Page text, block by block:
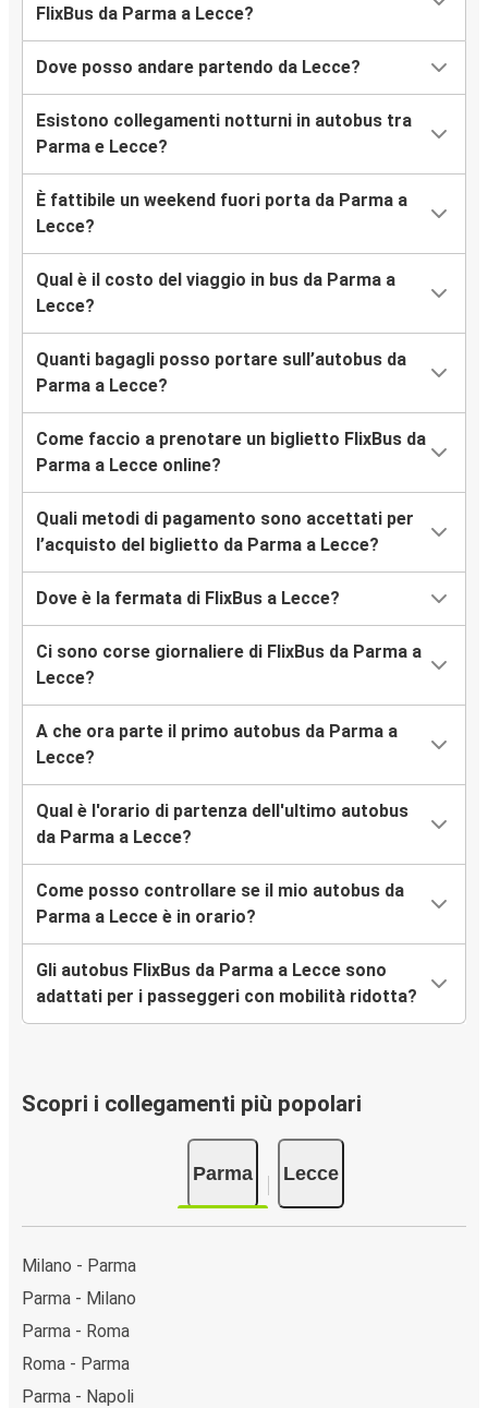
FlixBus da Parma a Lecce?
Dove posso andare partendo da Lecce?
Esistono collegamenti notturni in autobus tra
Parma e Lecce?
È fattibile un weekend fuori porta da Parma a
Lecce?
Qual è il costo del viaggio in bus da Parma a
Lecce?
Quanti bagagli posso portare sull’autobus da
Parma a Lecce?
Come faccio a prenotare un biglietto FlixBus da
Parma a Lecce online?
Quali metodi di pagamento sono accettati per
l’acquisto del biglietto da Parma a Lecce?
Dove è la fermata di FlixBus a Lecce?
Ci sono corse giornaliere di FlixBus da Parma a
Lecce?
A che ora parte il primo autobus da Parma a
Lecce?
Qual è l'orario di partenza dell'ultimo autobus
da Parma a Lecce?
Come posso controllare se il mio autobus da
Parma a Lecce è in orario?
Gli autobus FlixBus da Parma a Lecce sono
adattati per i passeggeri con mobilità ridotta?
Scopri i collegamenti più popolari
Parma Lecce
Milano - Parma
Parma - Milano
Parma - Roma
Roma - Parma
Parma - Napoli